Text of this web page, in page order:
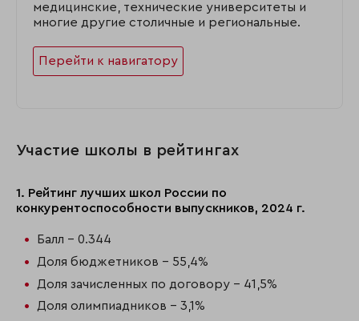
медицинские, технические университеты и
многие другие столичные и региональные.
Перейти к навигатору
Участие школы в рейтингах
1. Рейтинг лучших школ России по
конкурентоспособности выпускников, 2024 г.
Балл - 0.344
Доля бюджетников - 55,4%
Доля зачисленных по договору - 41,5%
Доля олимпиадников - 3,1%